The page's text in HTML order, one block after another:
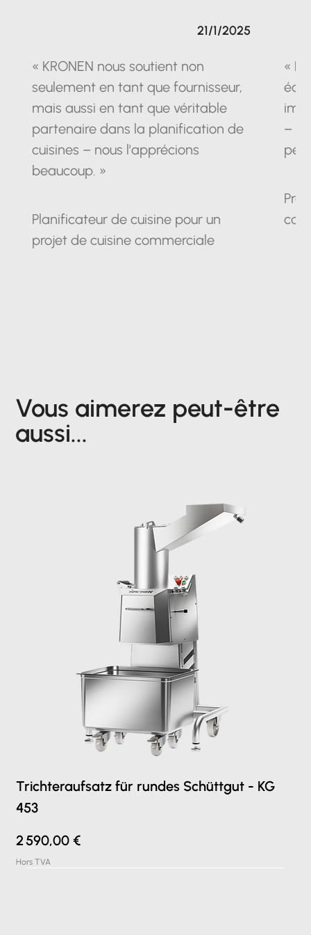
« KRONEN nous soutient non
seulement en tant que fournisseur,
mais aussi en tant que véritable
partenaire dans la planification de
cuisines – nous l'apprécions
beaucoup. »
Planificateur de cuisine pour un
projet de cuisine commerciale
21/1/2025
«
–
Vous aimerez peut-être
aussi...
Trichteraufsatz für rundes Schüttgut - KG
453
Prix
2 590,00 €
Hors TVA